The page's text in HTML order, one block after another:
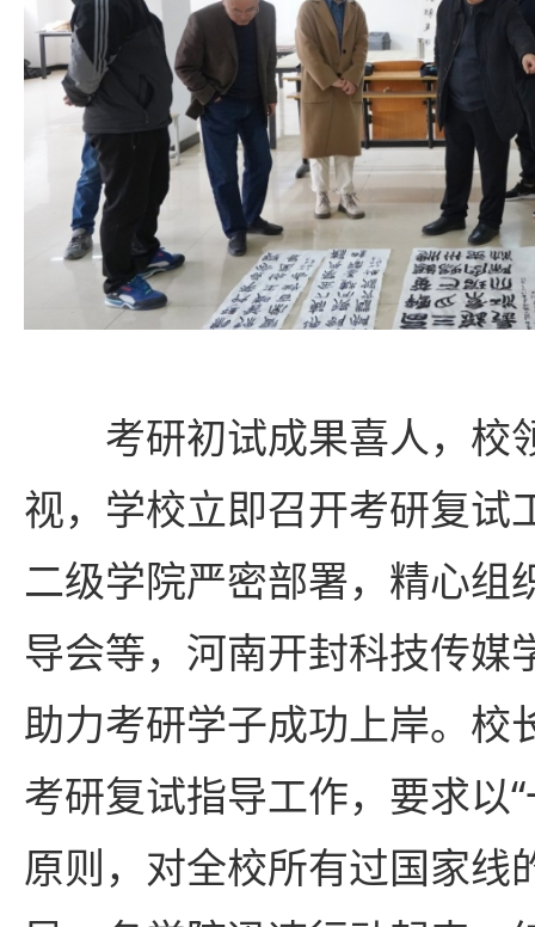
考研初试成果喜人，校
视，学校立即召开考研复试
二级学院严密部署，精心组
导会等，河南开封科技传媒
助力考研学子成功上岸。校
考研复试指导工作，要求以
原则，对全校所有过国家线